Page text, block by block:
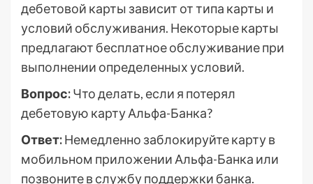
дебетовой карты зависит от типа карты и
условий обслуживания. Некоторые карты
предлагают бесплатное обслуживание при
выполнении определенных условий.
Вопрос:Что делать, если я потерял
дебетовую карту Альфа-Банка?
Ответ:Немедленно заблокируйте карту в
мобильном приложении Альфа-Банка или
позвоните в службу поддержки банка.